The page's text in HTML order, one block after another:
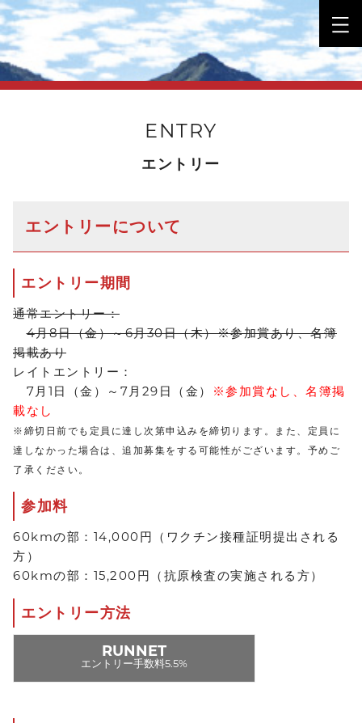
ENTRY
エントリー
エントリーについて
エントリー期間
通常エントリー：
4月8日（金）～6月30日（木）※参加賞あり、名簿
掲載あり
レイトエントリー：
7月1日（金）～7月29日（金）
※参加賞なし、名簿掲
載なし
※締切日前でも定員に達し次第申込みを締切ります。また、定員に
達しなかった場合は、追加募集をする可能性がございます。予めご
了承ください。
参加料
60kmの部：14,000円（ワクチン接種証明提出される
方）
60kmの部：15,200円（抗原検査の実施される方）
エントリー方法
RUNNET
エントリー手数料5.5%